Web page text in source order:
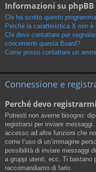
Informazioni su phpBB
Chi ha scritto questo
Perché la caratteristica X non è
Chi devo contattare per
concernenti questa Board?
Come posso contattare un
Connessione e
Perché devo
Potresti non averne bisogno:
registrarsi per inviare
accesso ad altre funzioni che
come l’uso di un’immagine
possibilità di inviare messaggi
a gruppi utenti, ecc. Ti bastano
raccomandiamo di farlo.